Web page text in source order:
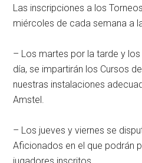
Las inscripciones a los
miércoles de cada semana a
– Los martes por la tarde y
día, se impartirán los Cursos
nuestras instalaciones
Amstel.
– Los jueves y viernes se
Aficionados en el que podrán